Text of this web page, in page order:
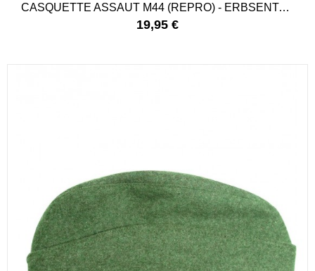
CASQUETTE ASSAUT M44 (REPRO) - ERBSENTARN
19,95 €